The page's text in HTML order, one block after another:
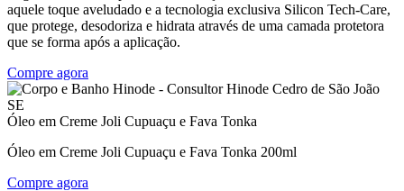
aquele toque aveludado e a tecnologia exclusiva Silicon Tech-Care,
que protege, desodoriza e hidrata através de uma camada protetora
que se forma após a aplicação.
Compre agora
Óleo em Creme Joli Cupuaçu e Fava Tonka
Óleo em Creme Joli Cupuaçu e Fava Tonka 200ml
Compre agora